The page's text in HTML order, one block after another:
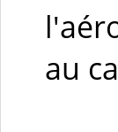
au